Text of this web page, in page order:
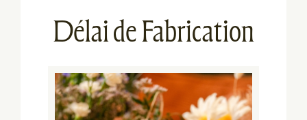
Délai de Fabrication